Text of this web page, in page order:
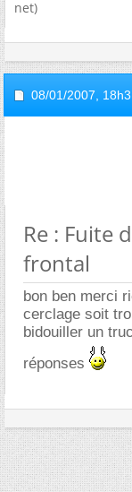
net)
08/01/2007,
Re : Fuite
frontal
bon ben merci
cerclage soit
bidouiller un
réponses